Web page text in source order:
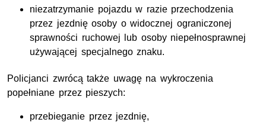
niezatrzymanie pojazdu w razie przechodzenia
przez jezdnię osoby o widocznej ograniczonej
sprawności ruchowej lub osoby niepełnosprawnej
używającej specjalnego znaku.
Policjanci zwrócą także uwagę na wykroczenia
popełniane przez pieszych:
przebieganie przez jezdnię,